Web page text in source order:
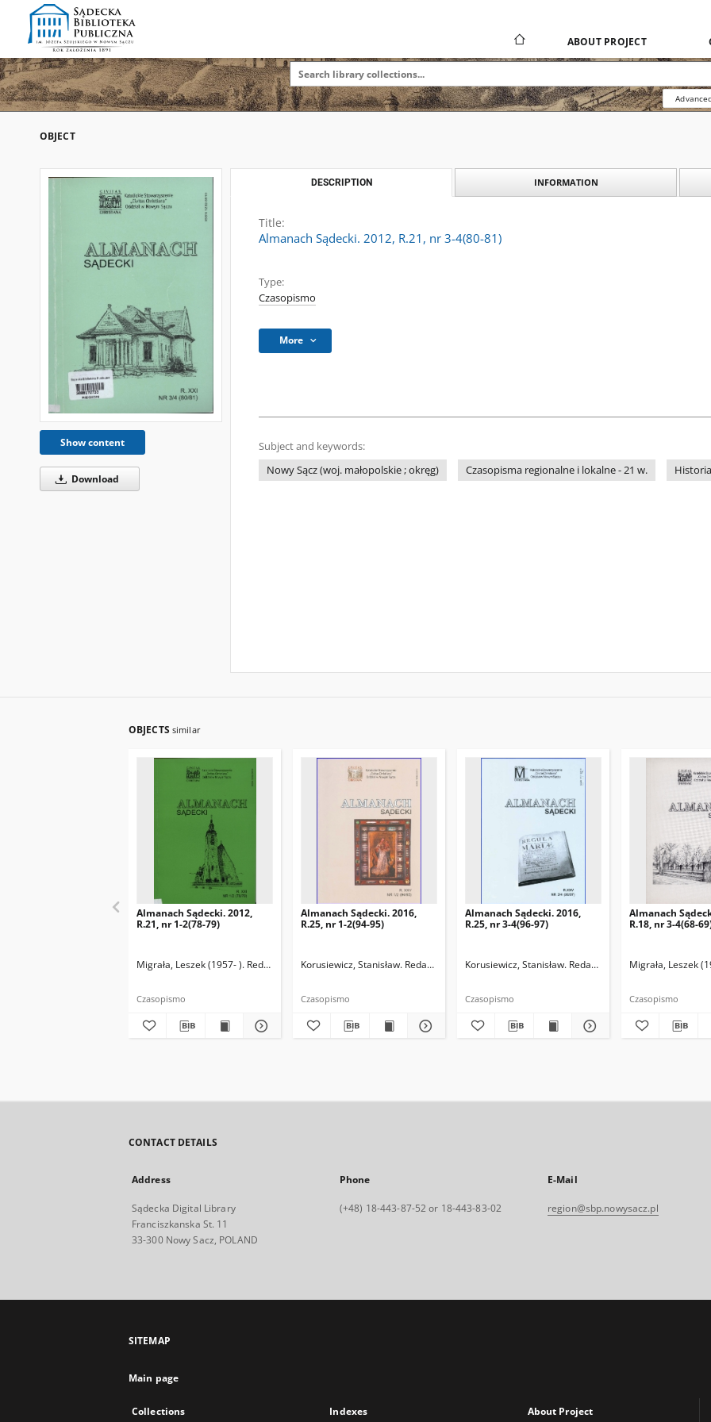
ABOUT PROJECT
OBJECT
Show content
Download
DESCRIPTION INFORMATION
Title:
Almanach Sądecki. 2012, R.21, nr 3-4(80-81)
Type:
Czasopismo
More
Subject and keywords:
Nowy Sącz (woj. małopolskie ; okręg)
Czasopisma regionalne i lokalne - 21 w. Historia
OBJECTS similar
Almanach Sądecki. 2012,
R.21, nr 1-2(78-79)
Migrała, Leszek (1957- ). Redaktor naczelny
Czasopismo
Almanach Sądecki. 2016,
R.25, nr 1-2(94-95)
Korusiewicz, Stanisław. Redaktor Migrała, Leszek (1957- ). Redaktor naczelny Pażucha,
Czasopismo
Almanach Sądecki. 2016,
R.25, nr 3-4(96-97)
Korusiewicz, Stanisław. Redaktor Migrała, Leszek
Czasopismo
Almanach
R.18, nr 3-4(68-
Migrała, Leszek
Czasopismo
CONTACT DETAILS
Address
Sądecka Digital Library
Franciszkanska St. 11
33-300 Nowy Sacz, POLAND
Phone
(+48) 18-443-87-52 or 18-443-83-02
E-Mail
region@sbp.nowysacz.pl
SITEMAP
Main page
Collections Indexes About Project